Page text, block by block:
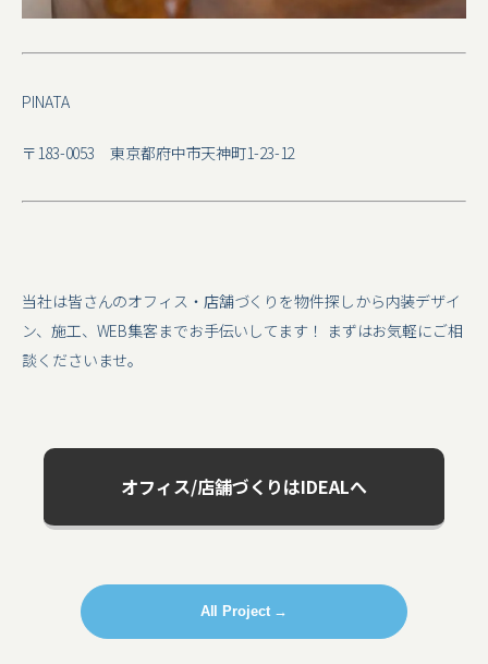
PINATA
〒183-0053 東京都府中市天神町1-23-12
当社は皆さんのオフィス・店舗づくりを物件探しから内装デザイ
ン、施工、WEB集客までお手伝いしてます！ まずはお気軽にご相
談くださいませ。
オフィス/店舗づくりはIDEALへ
All Project →